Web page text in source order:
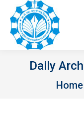
Daily
You are
Home